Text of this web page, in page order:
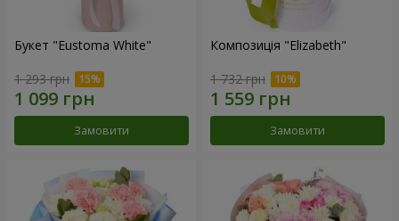
Букет "Eustoma White"
1 293 грн
Замовити
Композиція "Elizabeth"
1 732 грн
Замовити